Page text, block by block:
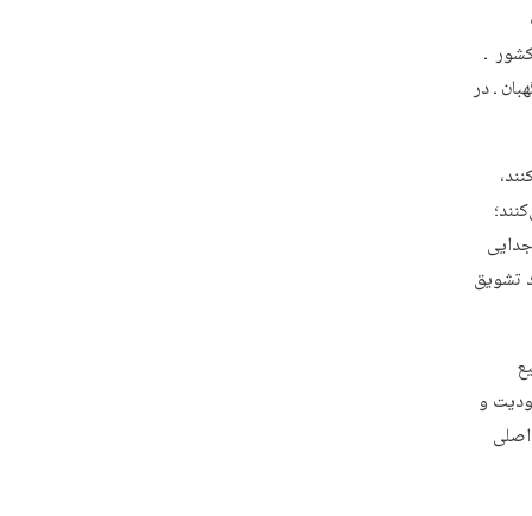
ـ
ـ در
تشویق
و
اصلی